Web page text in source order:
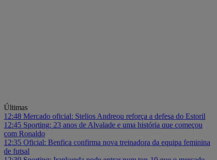
Últimas
12:48 Mercado oficial: Stelios Andreou reforça a defesa do Estoril
12:45 Sporting: 23 anos de Alvalade e uma história que começou
com Ronaldo
12:35 Oficial: Benfica confirma nova treinadora da equipa feminina
de futsal